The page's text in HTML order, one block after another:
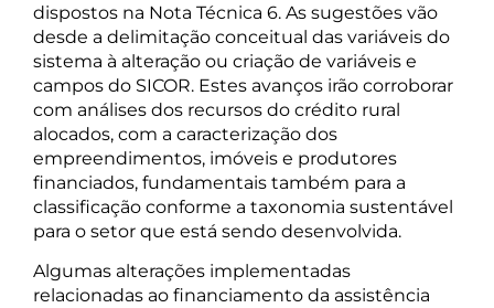
dispostos na Nota Técnica 6. As sugestões vão
desde a delimitação conceitual das variáveis do
sistema à alteração ou criação de variáveis e
campos do SICOR. Estes avanços irão corroborar
com análises dos recursos do crédito rural
alocados, com a caracterização dos
empreendimentos, imóveis e produtores
financiados, fundamentais também para a
classificação conforme a taxonomia sustentável
para o setor que está sendo desenvolvida.
Algumas alterações implementadas
relacionadas ao financiamento da assistência